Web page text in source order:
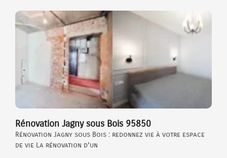
Rénovation Jagny sous Bois 95850
Rénovation Jagny sous Bois : redonnez vie à votre espace
de vie La rénovation d’un